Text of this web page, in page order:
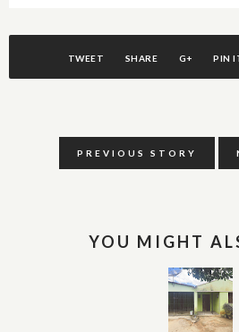
TWEET SHARE G+ PIN
PREVIOUS STORY
YOU MIGHT